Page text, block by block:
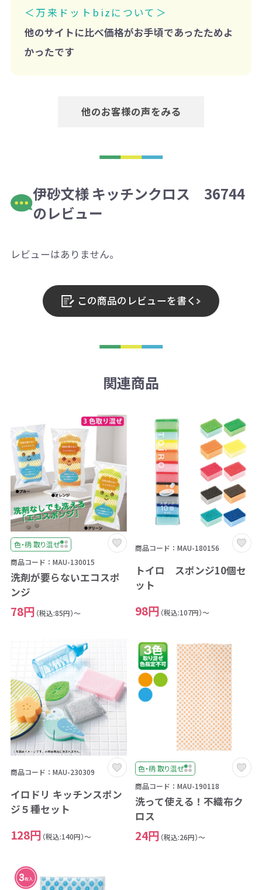
＜万来ドットbizについて＞
他のサイトに比べ価格がお手頃であったためよ
かったです
他のお客様の声をみる
伊砂文様 キッチンクロス 36744
のレビュー
レビューはありません。
この商品のレビューを書く
関連商品
色・柄 取り混ぜ
商品コード：MAU-130015
洗剤が要らないエコスポ
ンジ
78円 （税込:85円）～
商品コード：MAU-180156
トイロ スポンジ10個セ
ット
98円 （税込:107円）～
商品コード：MAU-230309
イロドリ キッチンスポン
ジ５種セット
128円 （税込:140円）～
色・柄 取り混ぜ
商品コード：MAU-190118
洗って使える！不織布ク
ロス
24円 （税込:26円）～